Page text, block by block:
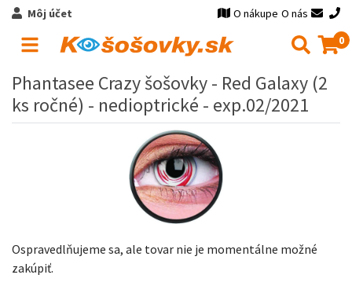
Môj účet O nákupe O nás
0
Phantasee Crazy šošovky - Red Galaxy (2
ks ročné) - nedioptrické - exp.02/2021
Ospravedlňujeme sa, ale tovar nie je momentálne možné
zakúpiť.